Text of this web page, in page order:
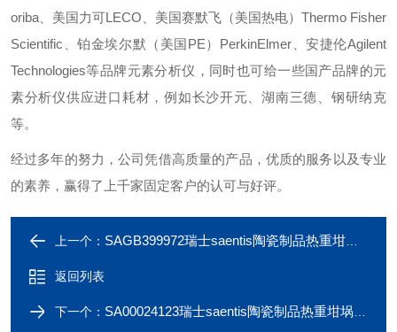
oriba、美国力可LECO、美国赛默飞（美国热电）Thermo Fisher
Scientific、铂金埃尔默（美国PE）PerkinElmer、安捷伦Agilent
Technologies等品牌元素分析仪，同时也可给一些国产品牌的元
素分析仪供应进口耗材，例如长沙开元、湖南三德、钢研纳克
等。
经过多年的努力，公司凭借高质量的产品，优质的服务以及专业
的素养，赢得了上千家固定客户的认可与好评。
上一个： SAGB399972瑞士saentis陶瓷制品热重坩埚用于德国耐驰
返回列表
下一个： SA00024123瑞士saentis陶瓷制品热重坩埚可用于梅特勒